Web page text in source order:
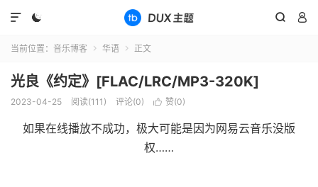
  

当前位置： 音乐博客  华语  正文
光良《约定》[FLAC/LRC/MP3-320K]
2023-04-25 阅读(111 ) 评论(0)  赞(0)
如果在线播放不成功，极大可能是因为网易云音乐没版
权……